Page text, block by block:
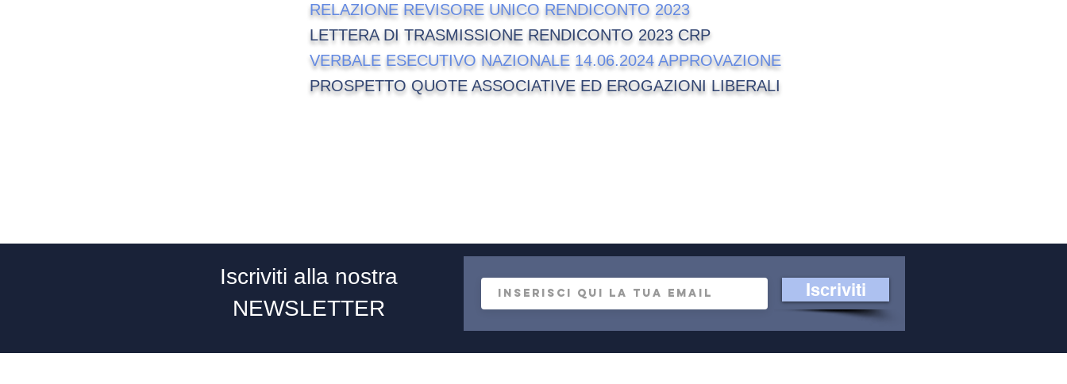
RELAZIONE REVISORE UNICO RENDICONTO 2023
LETTERA DI TRASMISSIONE RENDICONTO 2023 CRP
VERBALE ESECUTIVO NAZIONALE 14.06.2024 APPROVAZIONE
PROSPETTO QUOTE ASSOCIATIVE ED EROGAZIONI LIBERALI
Iscriviti alla nostra
NEWSLETTER
Iscriviti